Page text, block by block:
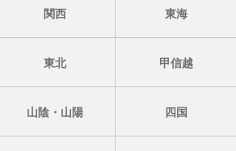
関西 東海
東北 甲信越
山陰・山陽 四国